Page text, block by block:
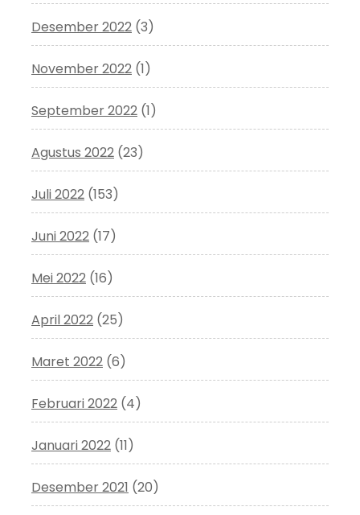
Desember 2022 (3)
November 2022 (1)
September 2022 (1)
Agustus 2022 (23)
Juli 2022 (153)
Juni 2022 (17)
Mei 2022 (16)
April 2022 (25)
Maret 2022 (6)
Februari 2022 (4)
Januari 2022 (11)
Desember 2021 (20)